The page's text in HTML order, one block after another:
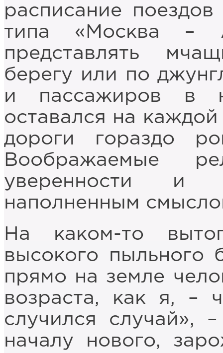
расписание
типа «Москва –
представлять
берегу или по
и пассажиров в
оставался на
дороги гораздо
Воображаемые
уверенности и
наполненным
На каком-то
высокого пыльного
прямо на земле
возраста, как я, –
случился случай»,
началу нового,